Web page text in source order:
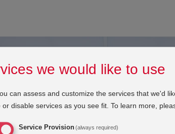
we would like to use
can assess and customize the services that we'd
or disable services as you see fit. To learn more,
Service Provision(always required)